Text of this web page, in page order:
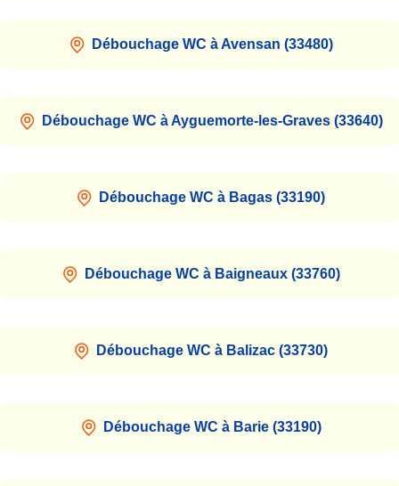
Débouchage WC à Avensan (33480)
Débouchage WC à Ayguemorte-les-Graves (33640)
Débouchage WC à Bagas (33190)
Débouchage WC à Baigneaux (33760)
Débouchage WC à Balizac (33730)
Débouchage WC à Barie (33190)